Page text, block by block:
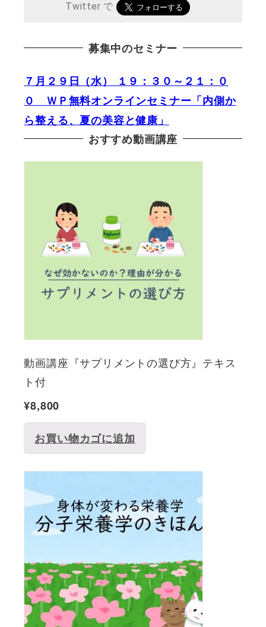
Twitter で
募集中のセミナー
７月２９日（水） １９：３０～２１：０
０ ＷＰ無料オンラインセミナー「内側か
ら整える、夏の美容と健康」
おすすめ動画講座
動画講座『サプリメントの選び方』テキス
ト付
¥8,800
お買い物カゴに追加